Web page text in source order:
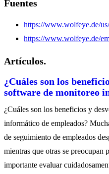
Fuentes
https://www.wolfeye.de/us/
https://www.wolfeye.de/
Artículos.
¿Cuáles son los
software de monitoreo
¿Cuáles son los beneficios y
informático de empleados?
de seguimiento de empleados
mientras que otras se preocupan
importante evaluar